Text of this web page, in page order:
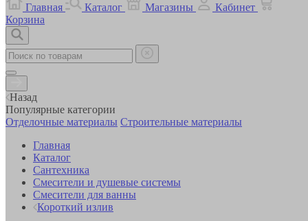
Главная
Каталог Магазины
Кабинет
Корзина
Назад
Популярные категории
Отделочные материалы Строительные материалы
Главная
Каталог
Сантехника
Смесители и душевые системы
Смесители для ванны
Короткий излив